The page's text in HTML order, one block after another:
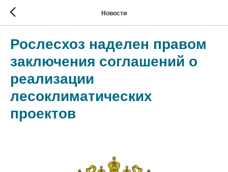
Новости
Рослесхоз наделен правом
заключения соглашений о
реализации
лесоклиматических
проектов